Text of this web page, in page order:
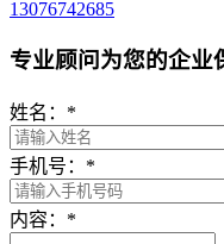
13076742685
专业顾问为您的企业
姓名： *
手机号： *
内容： *